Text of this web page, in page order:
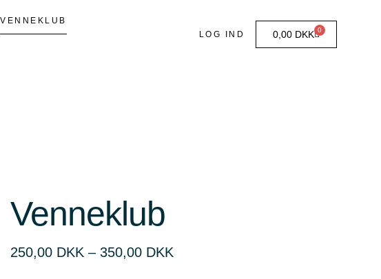
VENNEKLUB
LOG IND 0,00 DKK 0
Venneklub
250,00 DKK – 350,00 DKK